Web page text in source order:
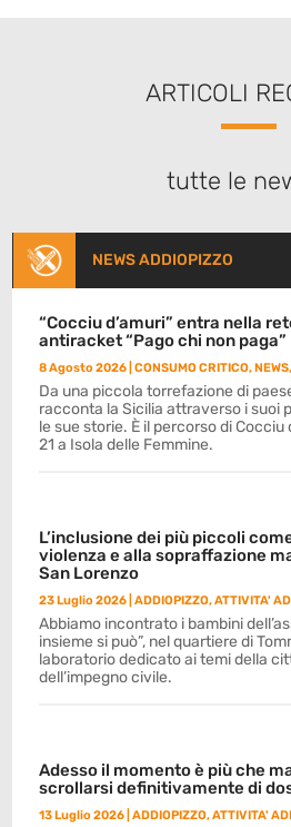
ARTICOLI
tutte le
NEWS ADDIOPIZZO
“Cocciu d’amuri” entra nella
antiracket “Pago chi non paga”
8 Agosto 2026 |CONSUMO CRITICO,NEWS
Da una piccola torrefazione di
racconta la Sicilia attraverso i suoi
le sue storie. È il percorso di Cocciu
21 a Isola delle Femmine.
L’inclusione dei più piccoli
violenza e alla sopraffazione
San Lorenzo
23 Luglio 2026 |ADDIOPIZZO,ATTIVITA'
Abbiamo incontrato i bambini
insieme si può”, nel quartiere di
laboratorio dedicato ai temi della
dell’impegno civile.
Adesso il momento è più che
scrollarsi definitivamente di
13 Luglio 2026 |ADDIOPIZZO,ATTIVITA'